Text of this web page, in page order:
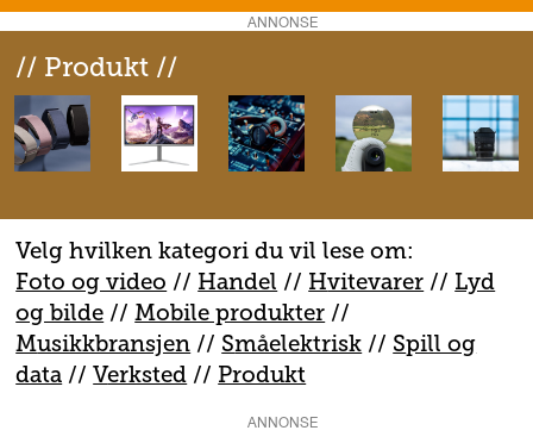
ANNONSE
// Produkt //
Velg hvilken kategori du vil lese om:
Foto og video // Handel // Hvitevarer // Lyd
og bilde //Mobile produkter //
Musikkbransjen // Småelektrisk // Spill og
data //Verksted // Produkt
ANNONSE